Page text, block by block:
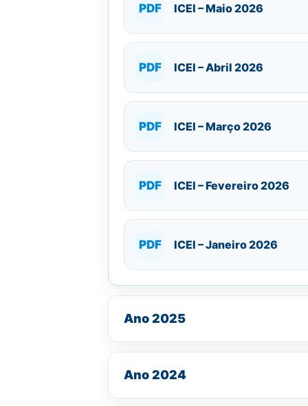
PDF ICEI – Maio 2026
PDF ICEI – Abril 2026
PDF ICEI – Março 2026
PDF ICEI – Fevereiro 2026
PDF ICEI – Janeiro 2026
Ano 2025
Ano 2024